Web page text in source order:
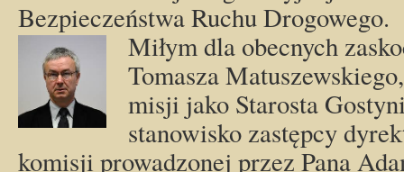
Bezpieczeństwa Ruchu Drogowego.
Miłym dla obecnych
Tomasza
misji jako Starosta
stanowisko zastępcy
komisji prowadzonej przez Pana